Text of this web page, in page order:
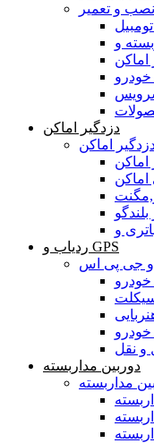
و تعمیر
اماکن
دزدگیر اماکن
اماکن
اماکن
اماکن
ردیاب و GPS
خودرو
و نقل
دوربین مداربسته
مداربسته